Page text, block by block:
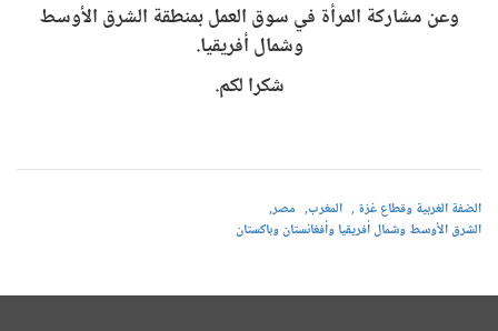
وعن مشاركة المرأة في سوق العمل بمنطقة الشرق الأوسط
وشمال أفريقيا.
شكرا لكم.
الضفة الغربية وقطاع غزة المغرب مصر
الشرق الأوسط وشمال أفريقيا وأفغانستان وباكستان